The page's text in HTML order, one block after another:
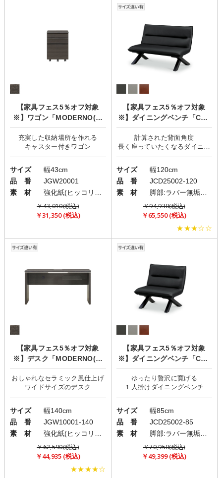
【家具フェス5％オフ対象
※】ワゴン「MODERNO(モ
デルノ)」
充実した収納場所を作れる
サイズ
幅43cm
品 番
JGW20001
素 材
強化紙(ヒッコリー柄) ・塩ビシート(セラミック柄)
￥43,010(税込)
￥31,350 (税込)
【家具フェス5％オフ対象
※】ダイニングベンチ「CRE
MA(クレマ)」
計算された背面角度
長く座っていたくなるダイニン
グベンチ
サイズ
幅120cm
品 番
JCD25002-120
素 材
脚部:ラバー無垢材(ウレタン塗装)/張地:PVC(レザー)
￥94,930(税込)
￥65,550 (税込)
★★★☆☆
【家具フェス5％オフ対象
※】デスク「MODERNO(モ
デルノ)」
おしゃれなセラミック風仕上げ
サイズ
幅140cm
品 番
JGW10001-140
素 材
￥62,590(税込)
￥44,935 (税込)
★★★★☆
【家具フェス5％オフ対象
※】ダイニングベンチ「CRE
MA(クレマ)」
ゆったり贅沢に寛げる
サイズ
幅85cm
品 番
JCD25002-85
素 材
￥70,950(税込)
￥49,399 (税込)